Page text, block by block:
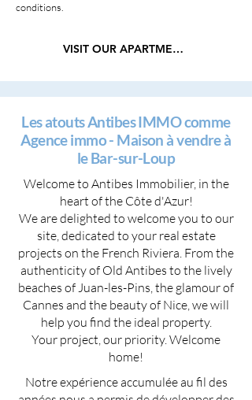
conditions.
VISIT OUR APARTMENTS
Les atouts Antibes IMMO comme
Agence immo - Maison à vendre à
le Bar-sur-Loup
Welcome to Antibes Immobilier, in the
heart of the Côte d'Azur!
We are delighted to welcome you to our
site, dedicated to your real estate
projects on the French Riviera. From the
authenticity of Old Antibes to the lively
beaches of Juan-les-Pins, the glamour of
Cannes and the beauty of Nice, we will
help you find the ideal property.
Your project, our priority. Welcome
home!
Notre expérience accumulée au fil des